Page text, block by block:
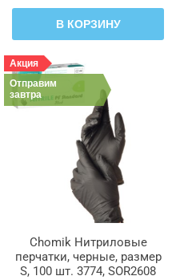
В КОРЗИНУ
Акция
Отправим
завтра
Chomik Нитриловые
перчатки, черные, размер
S, 100 шт. 3774, SOR2608